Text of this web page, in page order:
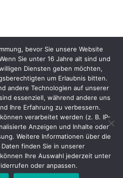
bevor Sie unsere Website
Sie unter 16 Jahre alt sind und
Diensten geben möchten,
um Erlaubnis bitten.
andere Technologien auf unserer
essenziell, während andere uns
Ihre Erfahrung zu verbessern.
verarbeitet werden (z. B. IP-
Anzeigen und Inhalte oder
Weitere Informationen über die
finden Sie in unserer
Ihre Auswahl jederzeit unter
oder anpassen.